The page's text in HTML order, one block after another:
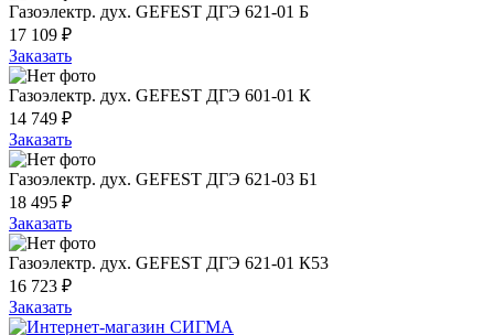
Газоэлектр. дух. GEFEST ДГЭ 621-01 Б
17 109 ₽
Заказать
Газоэлектр. дух. GEFEST ДГЭ 601-01 К
14 749 ₽
Заказать
Газоэлектр. дух. GEFEST ДГЭ 621-03 Б1
18 495 ₽
Заказать
Газоэлектр. дух. GEFEST ДГЭ 621-01 К53
16 723 ₽
Заказать